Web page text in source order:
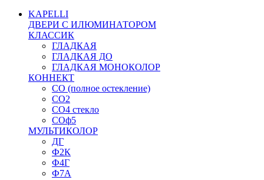
KAPELLI
ДВЕРИ С ИЛЮМИНАТОРОМ
КЛАССИК
ГЛАДКАЯ
ГЛАДКАЯ ДО
ГЛАДКАЯ МОНОКОЛОР
КОННЕКТ
СО (полное остекление)
СО2
СО4 стекло
СОф5
МУЛЬТИКОЛОР
ДГ
Ф2К
Ф4Г
Ф7А